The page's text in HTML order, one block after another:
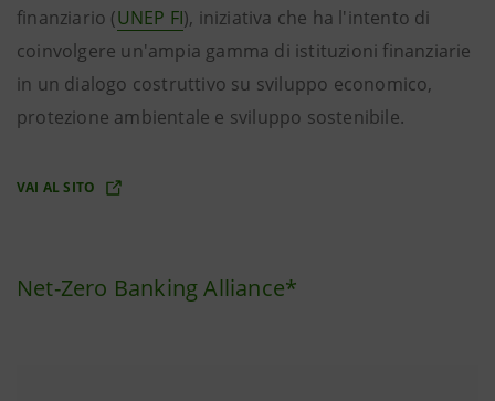
finanziario (UNEP FI), iniziativa che ha l'intento di
coinvolgere un'ampia gamma di istituzioni finanziarie
in un dialogo costruttivo su sviluppo economico,
protezione ambientale e sviluppo sostenibile.
VAI AL SITO
Net-Zero Banking Alliance*